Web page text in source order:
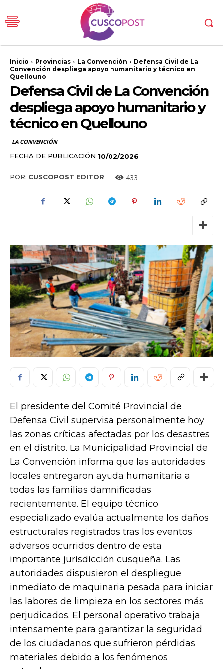
Inicio Provincias La Convención
Defensa Civil de La
Convención despliega apoyo humanitario y técnico en
Quellouno
Defensa Civil de La Convención
despliega apoyo humanitario y
técnico en Quellouno
LA CONVENCIÓN
FECHA DE PUBLICACIÓN 10/02/2026
POR: CUSCOPOST EDITOR 433
El presidente del Comité Provincial de
Defensa Civil supervisa personalmente hoy
las zonas críticas afectadas por los desastres
en el distrito. La Municipalidad Provincial de
La Convención informa que las autoridades
locales entregaron ayuda humanitaria a
todas las familias damnificadas
recientemente. El equipo técnico
especializado evalúa actualmente los daños
estructurales registrados tras los eventos
adversos ocurridos dentro de esta
importante jurisdicción cusqueña. Las
autoridades dispusieron el despliegue
inmediato de maquinaria pesada para iniciar
las labores de limpieza en los sectores más
perjudicados. El personal operativo trabaja
intensamente para garantizar la seguridad
de los ciudadanos que sufrieron pérdidas
materiales debido a los fenómenos